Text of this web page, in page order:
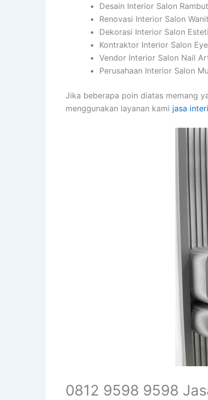
Desain Interior Salon Rambut
Renovasi Interior Salon
Dekorasi Interior Salon
Kontraktor Interior Salon
Vendor Interior Salon Nail
Perusahaan Interior Salon
Jika beberapa poin diatas memang
menggunakan layanan kami jasa
0812 9598 9598